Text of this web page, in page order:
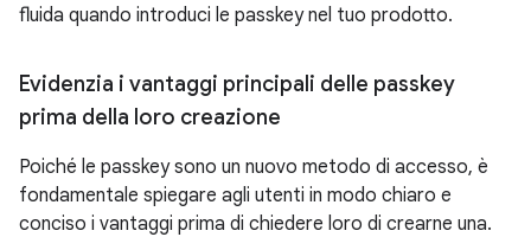
fluida quando introduci le passkey nel tuo prodotto.
Evidenzia i vantaggi principali delle passkey
prima della loro creazione
Poiché le passkey sono un nuovo metodo di accesso, è
fondamentale spiegare agli utenti in modo chiaro e
conciso i vantaggi prima di chiedere loro di crearne una.